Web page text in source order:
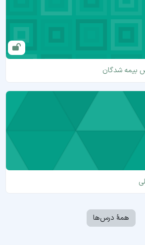
بیمه شدگان
همهٔ درس‌ها